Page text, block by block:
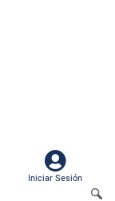
Iniciar Sesión